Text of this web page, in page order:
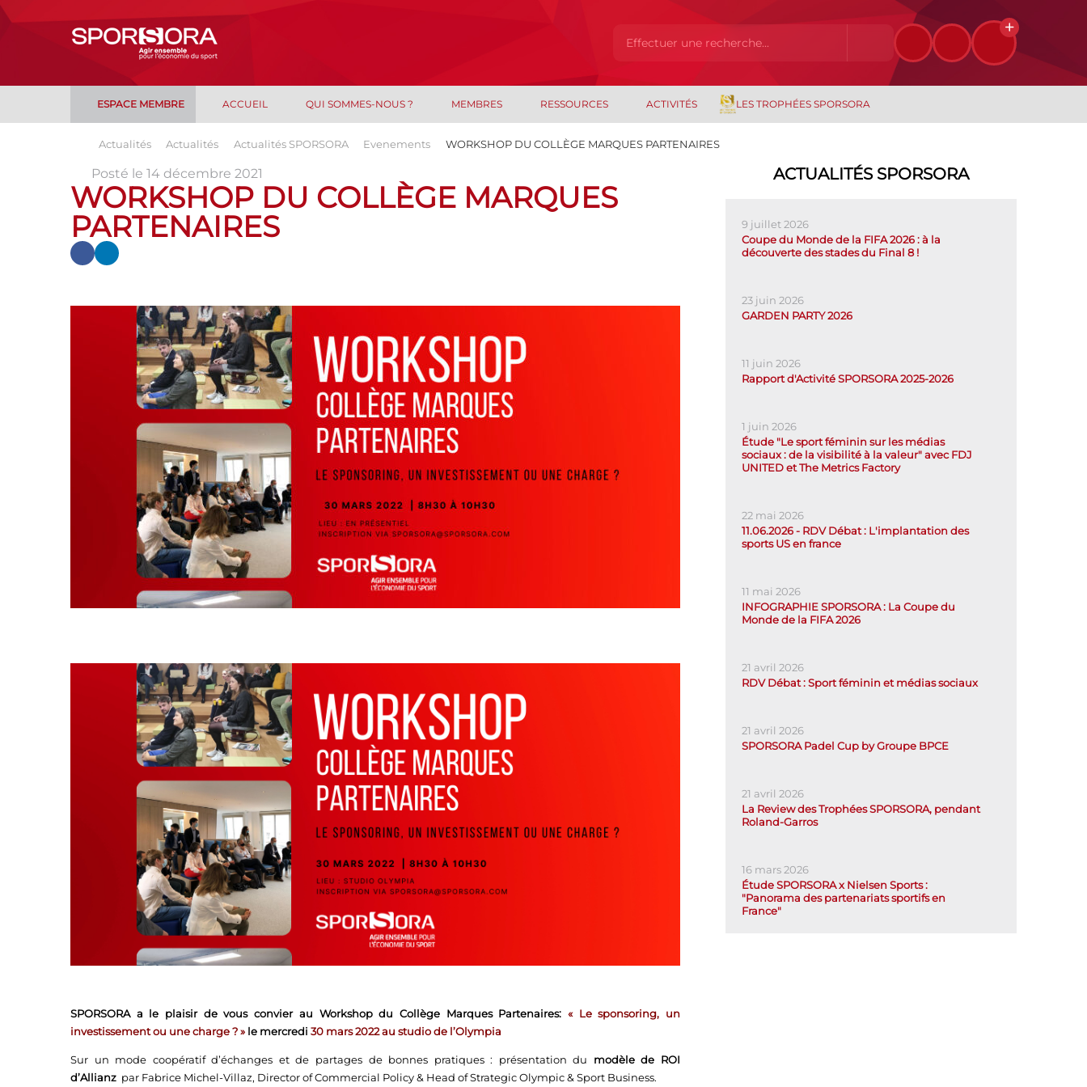
ESPACE MEMBRE ACCUEIL QUI SOMMES-NOUS ? MEMBRES RESSOURCES ACTIVITÉS LES TROPHÉES SPORSORA
Actualités Actualités Actualités SPORSORA Evenements WORKSHOP DU COLLÈGE MARQUES PARTENAIRES
Posté le 14 décembre 2021
WORKSHOP DU COLLÈGE MARQUES
PARTENAIRES
SPORSORA a le plaisir de vous convier au Workshop du Collège Marques Partenaires: « Le sponsoring, un
investissement ou une charge ? » le mercredi 30 mars 2022 au studio de l’Olympia
Sur un mode coopératif d’échanges et de partages de bonnes pratiques : présentation du modèle de ROI
d’Allianz par Fabrice Michel-Villaz, Director of Commercial Policy & Head of Strategic Olympic & Sport Business.
ACTUALITÉS SPORSORA
9 juillet 2026
Coupe du Monde de la FIFA 2026 : à la
découverte des stades du Final 8 !
23 juin 2026
GARDEN PARTY 2026
11 juin 2026
Rapport d'Activité SPORSORA 2025-2026
1 juin 2026
Étude "Le sport féminin sur les médias
sociaux : de la visibilité à la valeur" avec FDJ
UNITED et The Metrics Factory
22 mai 2026
11.06.2026 - RDV Débat : L'implantation des
sports US en france
11 mai 2026
INFOGRAPHIE SPORSORA : La Coupe du
Monde de la FIFA 2026
21 avril 2026
RDV Débat : Sport féminin et médias sociaux
21 avril 2026
SPORSORA Padel Cup by Groupe BPCE
21 avril 2026
La Review des Trophées SPORSORA, pendant
Roland-Garros
16 mars 2026
Étude SPORSORA x Nielsen Sports :
"Panorama des partenariats sportifs en
France"